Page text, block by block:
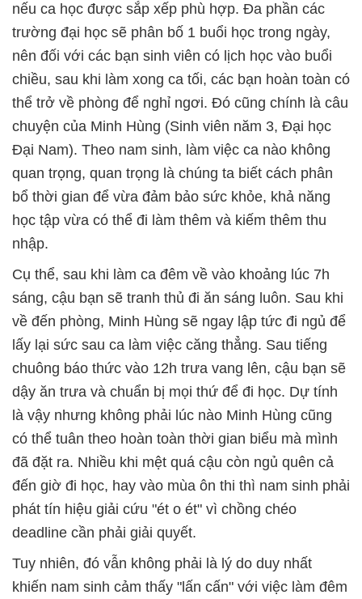
nếu ca học được sắp xếp phù hợp. Đa phần các
trường đại học sẽ phân bố 1 buổi học trong ngày,
nên đối với các bạn sinh viên có lịch học vào buổi
chiều, sau khi làm xong ca tối, các bạn hoàn toàn có
thể trở về phòng để nghỉ ngơi. Đó cũng chính là câu
chuyện của Minh Hùng (Sinh viên năm 3, Đại học
Đại Nam). Theo nam sinh, làm việc ca nào không
quan trọng, quan trọng là chúng ta biết cách phân
bổ thời gian để vừa đảm bảo sức khỏe, khả năng
học tập vừa có thể đi làm thêm và kiếm thêm thu
nhập.
Cụ thể, sau khi làm ca đêm về vào khoảng lúc 7h
sáng, cậu bạn sẽ tranh thủ đi ăn sáng luôn. Sau khi
về đến phòng, Minh Hùng sẽ ngay lập tức đi ngủ để
lấy lại sức sau ca làm việc căng thẳng. Sau tiếng
chuông báo thức vào 12h trưa vang lên, cậu bạn sẽ
dậy ăn trưa và chuẩn bị mọi thứ để đi học. Dự tính
là vậy nhưng không phải lúc nào Minh Hùng cũng
có thể tuân theo hoàn toàn thời gian biểu mà mình
đã đặt ra. Nhiều khi mệt quá cậu còn ngủ quên cả
đến giờ đi học, hay vào mùa ôn thi thì nam sinh phải
phát tín hiệu giải cứu "ét o ét" vì chồng chéo
deadline cần phải giải quyết.
Tuy nhiên, đó vẫn không phải là lý do duy nhất
khiến nam sinh cảm thấy "lấn cấn" với việc làm đêm